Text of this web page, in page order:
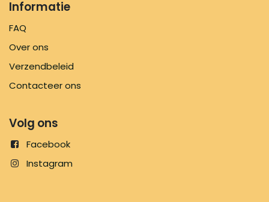
Informatie
FAQ
Over ons
Verzendbeleid
Contacteer ons
Volg ons
Facebook
Instagram